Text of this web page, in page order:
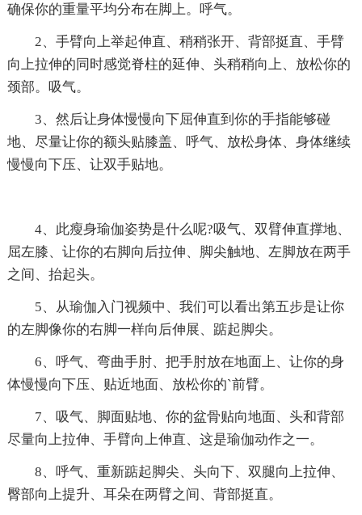
确保你的重量平均分布在脚上。呼气。
2、手臂向上举起伸直、稍稍张开、背部挺直、手臂
向上拉伸的同时感觉脊柱的延伸、头稍稍向上、放松你的
颈部。吸气。
3、然后让身体慢慢向下屈伸直到你的手指能够碰
地、尽量让你的额头贴膝盖、呼气、放松身体、身体继续
慢慢向下压、让双手贴地。
4、此瘦身瑜伽姿势是什么呢?吸气、双臂伸直撑地、
屈左膝、让你的右脚向后拉伸、脚尖触地、左脚放在两手
之间、抬起头。
5、从瑜伽入门视频中、我们可以看出第五步是让你
的左脚像你的右脚一样向后伸展、踮起脚尖。
6、呼气、弯曲手肘、把手肘放在地面上、让你的身
体慢慢向下压、贴近地面、放松你的`前臂。
7、吸气、脚面贴地、你的盆骨贴向地面、头和背部
尽量向上拉伸、手臂向上伸直、这是瑜伽动作之一。
8、呼气、重新踮起脚尖、头向下、双腿向上拉伸、
臀部向上提升、耳朵在两臂之间、背部挺直。